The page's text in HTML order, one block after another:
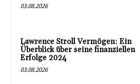
03.08.2026
Lawrence Stroll Vermögen: Ein
Überblick über seine finanziellen
Erfolge 2024
03.08.2026